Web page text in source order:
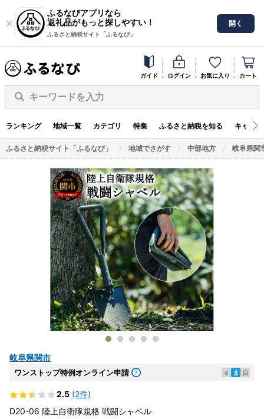
ふるなびアプリなら
返礼品がもっと探しやすい！
ふるさと納税サイト「ふるなび」
開く
ガイド ログイン お気に入り カート
キーワードを入力
ランキング 地域一覧 カテゴリ 特集 ふるさと納税を知る キャン
ふるさと納税サイト「ふるなび」 地域でさがす 中部地方 岐阜県関
岐阜県関市
ワンストップ特例オンライン申請 e ま 自
2.5 (2件)
D20-06 陸上自衛隊規格 戦闘シャベル